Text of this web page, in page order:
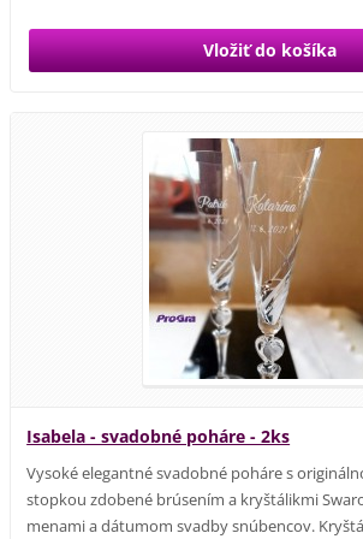
Isabela - svadobné poháre - 2ks
Vysoké elegantné svadobné poháre s
stopkou zdobené brúsením a kryštálikmi
menami a dátumom svadby snúbencov.